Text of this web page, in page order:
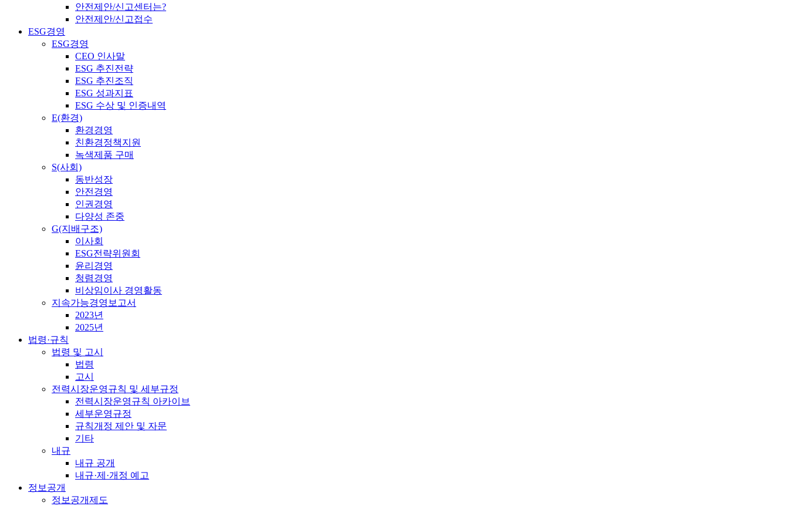
안전제안/신고센터는?
안전제안/신고접수
ESG경영
ESG경영
CEO 인사말
ESG 추진전략
ESG 추진조직
ESG 성과지표
ESG 수상 및 인증내역
E(환경)
환경경영
친환경정책지원
녹색제품 구매
S(사회)
동반성장
안전경영
인권경영
다양성 존중
G(지배구조)
이사회
ESG전략위원회
윤리경영
청렴경영
비상임이사 경영활동
지속가능경영보고서
2023년
2025년
법령·규칙
법령 및 고시
법령
고시
전력시장운영규칙 및 세부규정
전력시장운영규칙 아카이브
세부운영규정
규칙개정 제안 및 자문
기타
내규
내규 공개
내규·제·개정 예고
정보공개
정보공개제도